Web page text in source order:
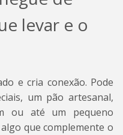
levar e o
e cria conexão. Pode
um pão artesanal,
ou até um pequeno
que complemente o